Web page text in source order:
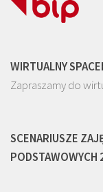
WIRTUALNY
Zapraszamy do
SCENARIUSZE